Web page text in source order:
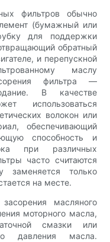
фильтров обычно
(бумажный или
для поддержки
обратный
и перепускной
маслу
фильтра —
В качестве
использоваться
волокон или
обеспечивающий
способность и
при различных
часто считаются
заменяется только
на месте.
масляного
моторного масла,
смазки или
давления масла.